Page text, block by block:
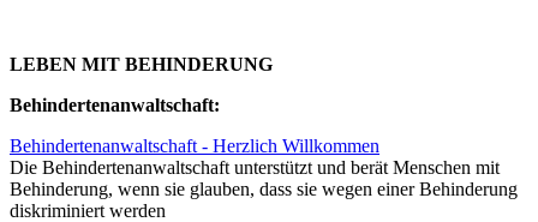
LEBEN MIT BEHINDERUNG
Behindertenanwaltschaft:
Behindertenanwaltschaft - Herzlich Willkommen
Die Behindertenanwaltschaft unterstützt und berät Menschen mit
Behinderung, wenn sie glauben, dass sie wegen einer Behinderung
diskriminiert werden